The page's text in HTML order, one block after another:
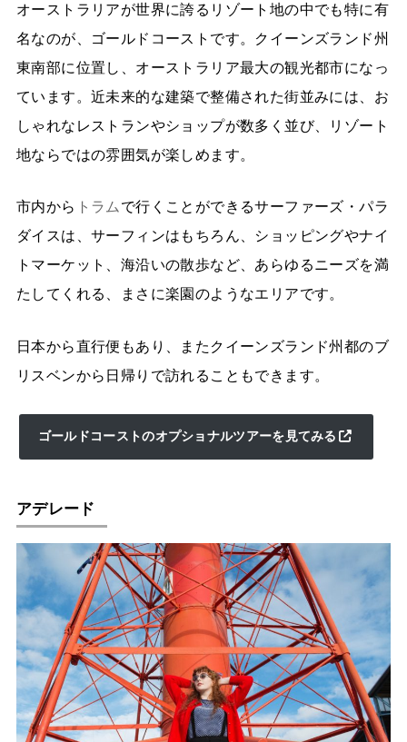
オーストラリアが世界に誇るリゾート地の中でも特に有
名なのが、ゴールドコーストです。クイーンズランド州
東南部に位置し、オーストラリア最大の観光都市になっ
ています。近未来的な建築で整備された街並みには、お
しゃれなレストランやショップが数多く並び、リゾート
地ならではの雰囲気が楽しめます。
市内から トラム で行くことができるサーファーズ・パラ
ダイスは、サーフィンはもちろん、ショッピングやナイ
トマーケット、海沿いの散歩など、あらゆるニーズを満
たしてくれる、まさに楽園のようなエリアです。
日本から直行便もあり、またクイーンズランド州都のブ
リスベンから日帰りで訪れることもできます。
ゴールドコーストのオプショナルツアーを見てみる
アデレード